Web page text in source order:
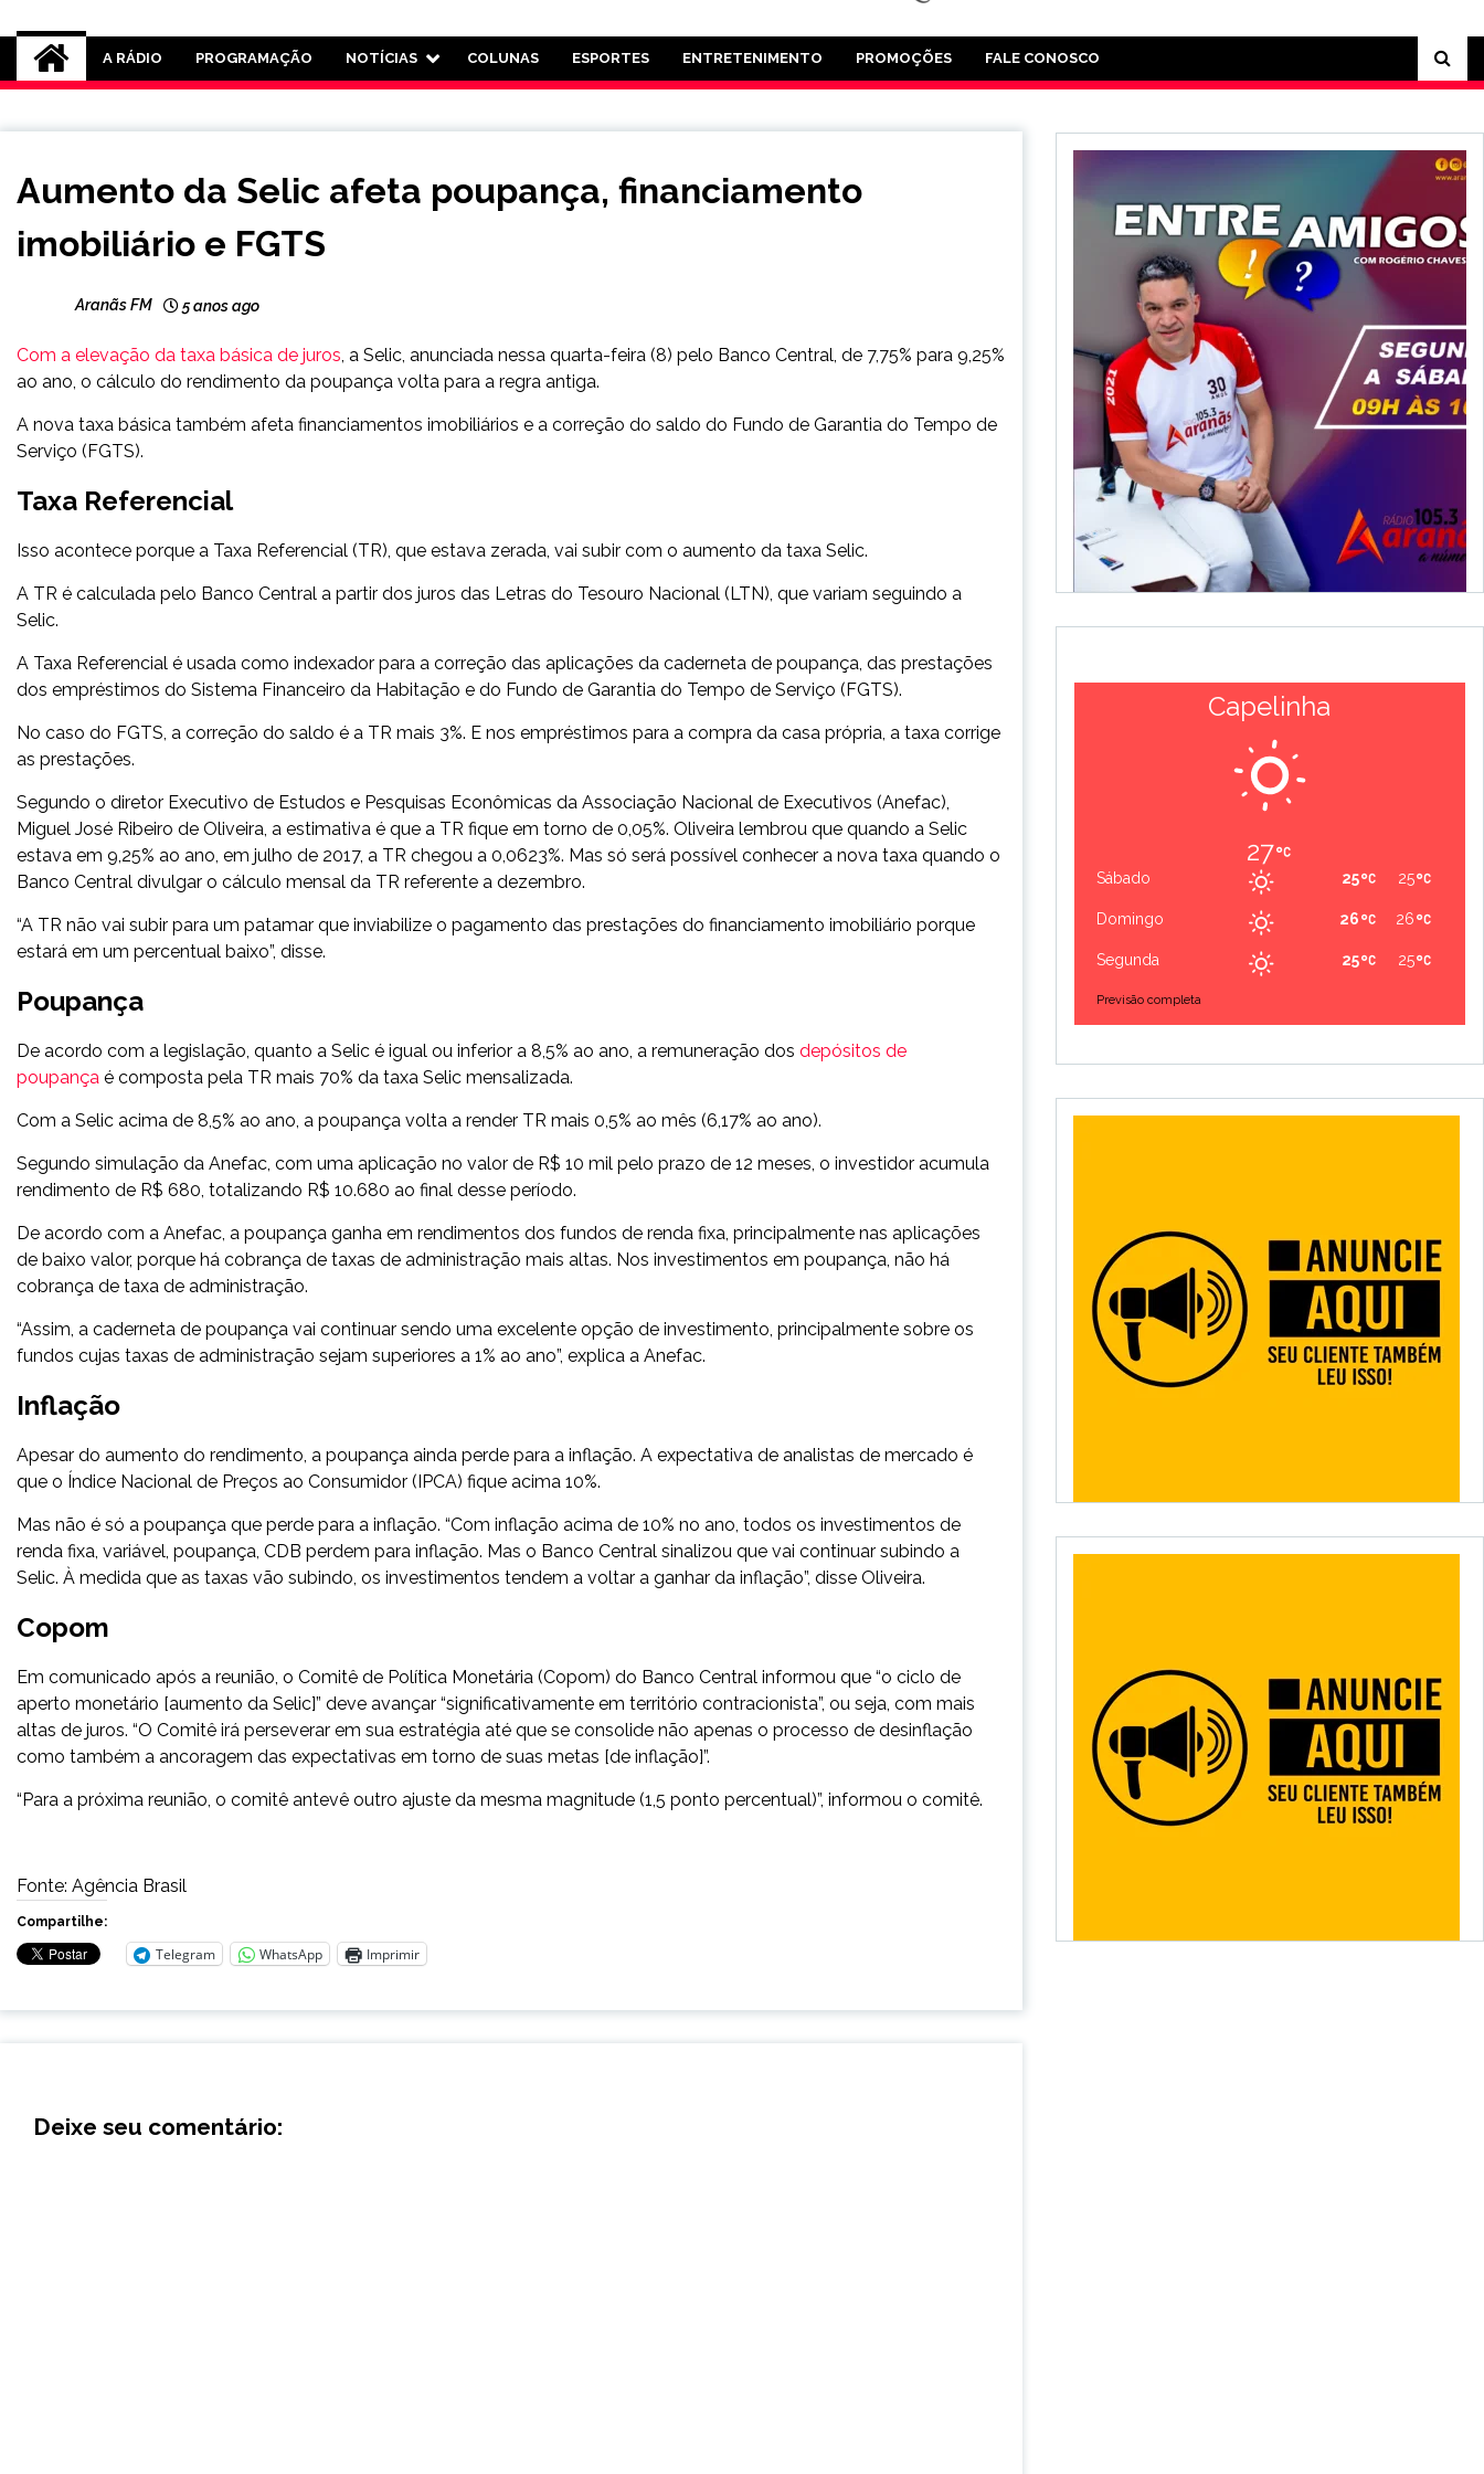
Rádio Aranãs 105.3
A RÁDIO PROGRAMAÇÃO NOTÍCIAS COLUNAS ESPORTES ENTRETENIMENTO PROMOÇÕES FALE CONOSCO
NOTÍCIAS
Aumento da Selic afeta poupança, financiamento
imobiliário e FGTS
Aranãs FM 5 anos ago
Com a elevação da taxa básica de juros, a Selic, anunciada nessa quarta-feira (8) pelo Banco Central, de 7,75% para 9,25%
ao ano, o cálculo do rendimento da poupança volta para a regra antiga.
A nova taxa básica também afeta financiamentos imobiliários e a correção do saldo do Fundo de Garantia do Tempo de
Serviço (FGTS).
Taxa Referencial
Isso acontece porque a Taxa Referencial (TR), que estava zerada, vai subir com o aumento da taxa Selic.
A TR é calculada pelo Banco Central a partir dos juros das Letras do Tesouro Nacional (LTN), que variam seguindo a
Selic.
A Taxa Referencial é usada como indexador para a correção das aplicações da caderneta de poupança, das prestações
dos empréstimos do Sistema Financeiro da Habitação e do Fundo de Garantia do Tempo de Serviço (FGTS).
No caso do FGTS, a correção do saldo é a TR mais 3%. E nos empréstimos para a compra da casa própria, a taxa corrige
as prestações.
Segundo o diretor Executivo de Estudos e Pesquisas Econômicas da Associação Nacional de Executivos (Anefac),
Miguel José Ribeiro de Oliveira, a estimativa é que a TR fique em torno de 0,05%. Oliveira lembrou que quando a Selic
estava em 9,25% ao ano, em julho de 2017, a TR chegou a 0,0623%. Mas só será possível conhecer a nova taxa quando o
Banco Central divulgar o cálculo mensal da TR referente a dezembro.
“A TR não vai subir para um patamar que inviabilize o pagamento das prestações do financiamento imobiliário porque
estará em um percentual baixo”, disse.
Poupança
De acordo com a legislação, quanto a Selic é igual ou inferior a 8,5% ao ano, a remuneração dos depósitos de
poupança é composta pela TR mais 70% da taxa Selic mensalizada.
Com a Selic acima de 8,5% ao ano, a poupança volta a render TR mais 0,5% ao mês (6,17% ao ano).
Segundo simulação da Anefac, com uma aplicação no valor de R$ 10 mil pelo prazo de 12 meses, o investidor acumula
rendimento de R$ 680, totalizando R$ 10.680 ao final desse período.
De acordo com a Anefac, a poupança ganha em rendimentos dos fundos de renda fixa, principalmente nas aplicações
de baixo valor, porque há cobrança de taxas de administração mais altas. Nos investimentos em poupança, não há
cobrança de taxa de administração.
“Assim, a caderneta de poupança vai continuar sendo uma excelente opção de investimento, principalmente sobre os
fundos cujas taxas de administração sejam superiores a 1% ao ano”, explica a Anefac.
Inflação
Apesar do aumento do rendimento, a poupança ainda perde para a inflação. A expectativa de analistas de mercado é
que o Índice Nacional de Preços ao Consumidor (IPCA) fique acima 10%.
Mas não é só a poupança que perde para a inflação. “Com inflação acima de 10% no ano, todos os investimentos de
renda fixa, variável, poupança, CDB perdem para inflação. Mas o Banco Central sinalizou que vai continuar subindo a
Selic. À medida que as taxas vão subindo, os investimentos tendem a voltar a ganhar da inflação”, disse Oliveira.
Copom
Em comunicado após a reunião, o Comitê de Política Monetária (Copom) do Banco Central informou que “o ciclo de
aperto monetário [aumento da Selic]” deve avançar “significativamente em território contracionista”, ou seja, com mais
altas de juros. “O Comitê irá perseverar em sua estratégia até que se consolide não apenas o processo de desinflação
como também a ancoragem das expectativas em torno de suas metas [de inflação]”.
“Para a próxima reunião, o comitê antevê outro ajuste da mesma magnitude (1,5 ponto percentual)”, informou o comitê.
Fonte: Agência Brasil
Compartilhe:
Telegram WhatsApp Imprimir
Deixe seu comentário:
Capelinha
27
Sábado 25
25
Domingo 26
26
Segunda 25
25
Previsão completa